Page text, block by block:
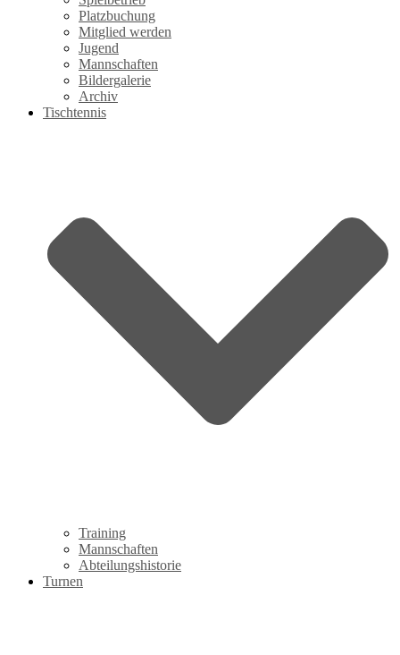
Platzbuchung
Mitglied werden
Jugend
Mannschaften
Bildergalerie
Archiv
Tischtennis
Training
Mannschaften
Abteilungshistorie
Turnen